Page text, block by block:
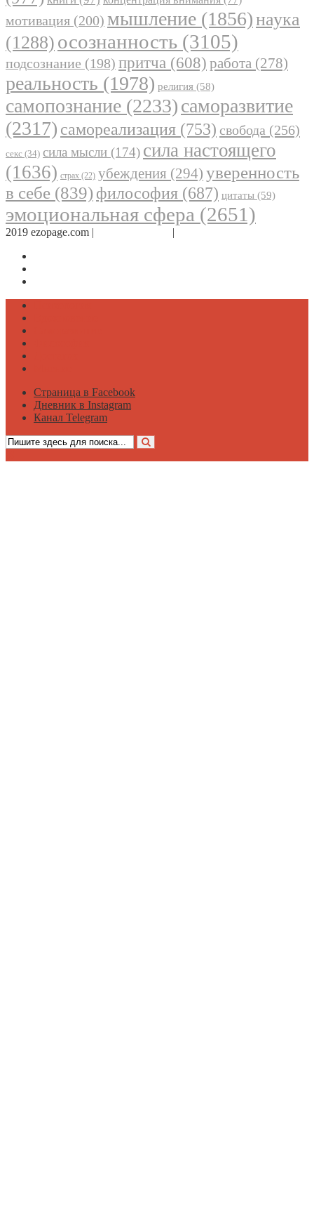
мотивация (200) мышление (1856)наука
(1288) осознанность (3105)
подсознание (198) притча (608) работа (278)
реальность (1978) религия (58)
самопознание (2233)саморазвитие
(2317) самореализация (753) свобода (256)
секс (34) сила мысли (174) сила настоящего
(1636) страх (22) убеждения (294) уверенность
в себе (839) философия (687) цитаты (59)
эмоциональная сфера (2651)
2019 ezopage.com | |
Страница в Facebook
Дневник в Instagram
Канал Telegram